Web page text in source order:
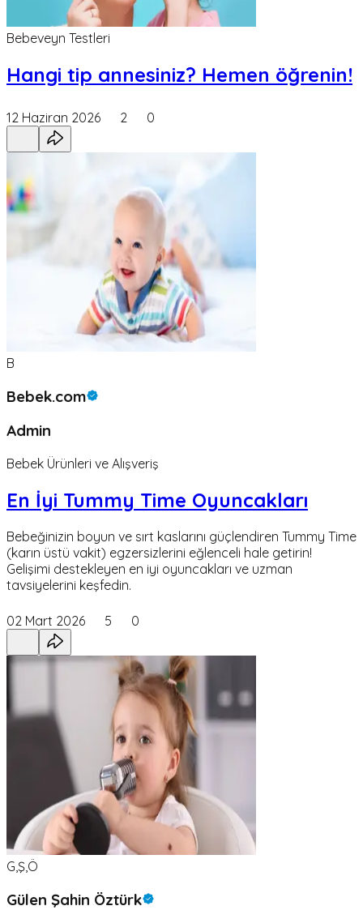
Bebeveyn Testleri
Hangi tip annesiniz? Hemen öğrenin!
12 Haziran 2026 2 0
B
Bebek.com
Admin
Bebek Ürünleri ve Alışveriş
En İyi Tummy Time Oyuncakları
Bebeğinizin boyun ve sırt kaslarını güçlendiren Tummy Time
(karın üstü vakit) egzersizlerini eğlenceli hale getirin!
Gelişimi destekleyen en iyi oyuncakları ve uzman
tavsiyelerini keşfedin.
02 Mart 2026 5 0
G,Ş,Ö
Gülen Şahin Öztürk